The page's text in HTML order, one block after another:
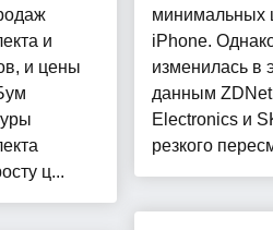
и
и цены
ц...
минимальных
iPhone.
изменилась в
данным
Electronics и
резкого